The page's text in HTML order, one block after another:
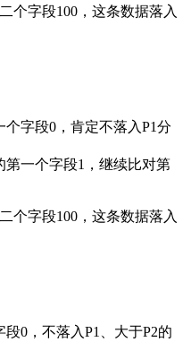
个字段100，这条数据落入
字段0，肯定不落入P1分
第一个字段1，继续比对第
个字段100，这条数据落入
0，不落入P1、大于P2的